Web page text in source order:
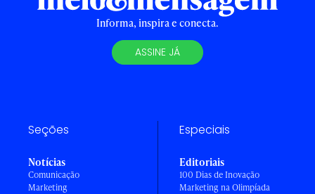
Informa, inspira e conecta.
ASSINE JÁ
Seções
Notícias
Comunicação
Marketing
Especiais
Editoriais
100 Dias de Inovação
Marketing na Olimpíada